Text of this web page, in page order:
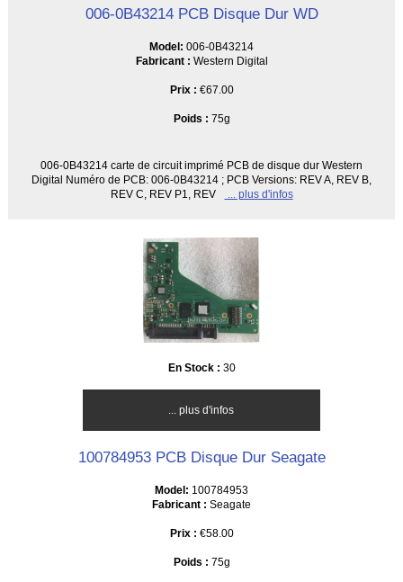
006-0B43214 PCB Disque Dur WD
Model: 006-0B43214
Fabricant : Western Digital
Prix : €67.00
Poids : 75g
006-0B43214 carte de circuit imprimé PCB de disque dur Western
Digital Numéro de PCB: 006-0B43214 ; PCB Versions: REV A, REV B,
REV C, REV P1, REV
... plus d'infos
En Stock : 30
... plus d'infos
100784953 PCB Disque Dur Seagate
Model: 100784953
Fabricant : Seagate
Prix : €58.00
Poids : 75g